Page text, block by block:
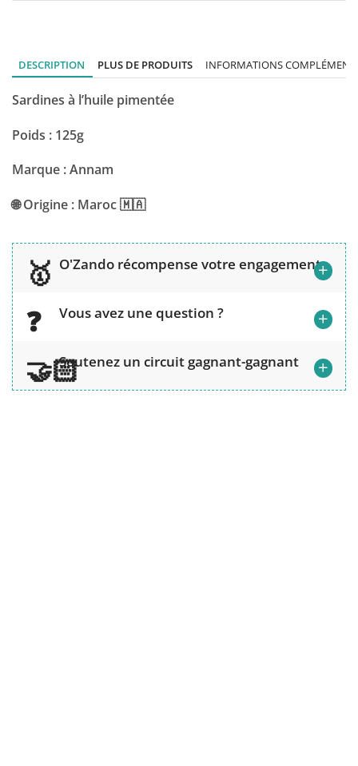
DESCRIPTION PLUS DE PRODUITS INFORMATIONS
Sardines à l’huile pimentée
Poids : 125g
Marque : Annam
🌐 Origine : Maroc 🇲🇦
O'Zando récompense votre engagement+
Vous avez une question ? +
Soutenez un circuit gagnant-gagnant +